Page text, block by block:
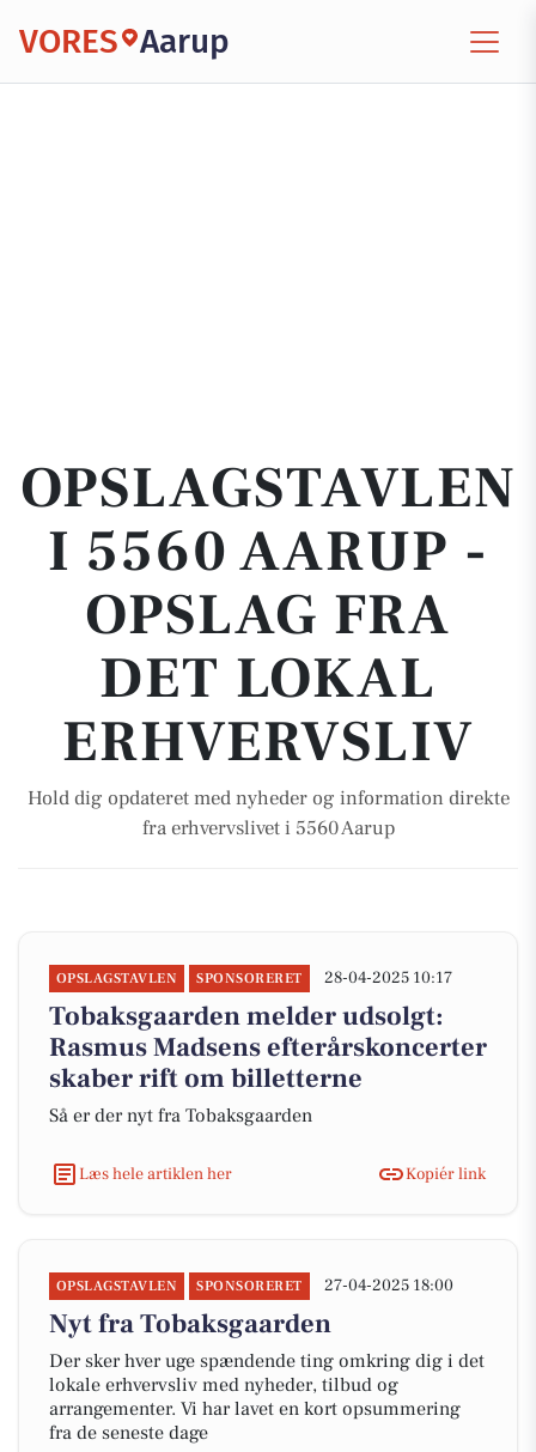
VORES Aarup
OPSLAGSTAVLEN
I 5560 AARUP -
OPSLAG FRA
DET LOKAL
ERHVERVSLIV
Hold dig opdateret med nyheder og information direkte
fra erhvervslivet i 5560 Aarup
OPSLAGSTAVLEN SPONSORERET 28-04-2025 10:17
Tobaksgaarden melder udsolgt:
Rasmus Madsens efterårskoncerter
skaber rift om billetterne
Så er der nyt fra Tobaksgaarden
Læs hele artiklen her Kopiér link
OPSLAGSTAVLEN SPONSORERET 27-04-2025 18:00
Nyt fra Tobaksgaarden
Der sker hver uge spændende ting omkring dig i det
lokale erhvervsliv med nyheder, tilbud og
arrangementer. Vi har lavet en kort opsummering
fra de seneste dage